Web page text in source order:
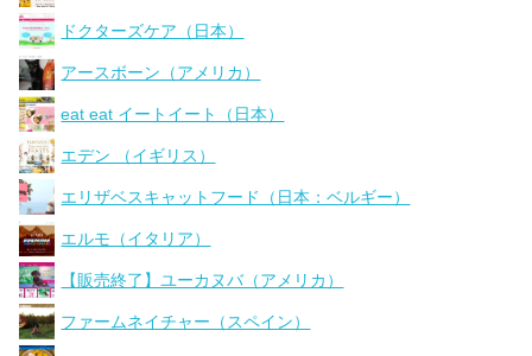
ドクターズケア（日本）
アースボーン（アメリカ）
eat eat イートイート（日本）
エデン （イギリス）
エリザベスキャットフード（日本：ベルギー）
エルモ（イタリア）
【販売終了】ユーカヌバ（アメリカ）
ファームネイチャー（スペイン）